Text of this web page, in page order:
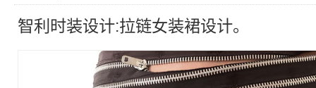
智利时装设计:拉链女装裙设计。